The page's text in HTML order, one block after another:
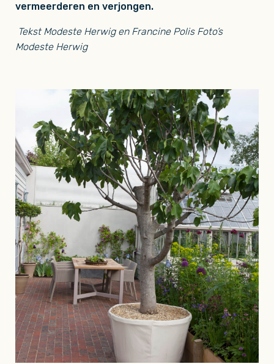
vermeerderen en verjongen.
Tekst Modeste Herwig en Francine Polis Foto’s
Modeste Herwig